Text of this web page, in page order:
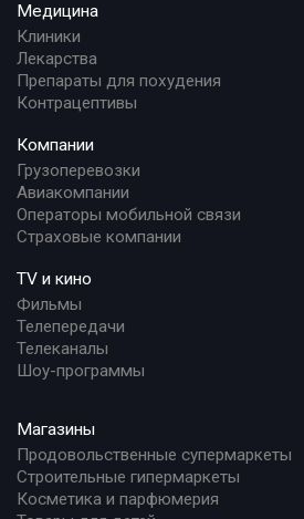
Медицина
Клиники
Лекарства
Препараты для похудения
Контрацептивы
Компании
Грузоперевозки
Авиакомпании
Операторы мобильной связи
Страховые компании
TV и кино
Фильмы
Телепередачи
Телеканалы
Шоу-программы
Магазины
Продовольственные супермаркеты
Строительные гипермаркеты
Косметика и парфюмерия